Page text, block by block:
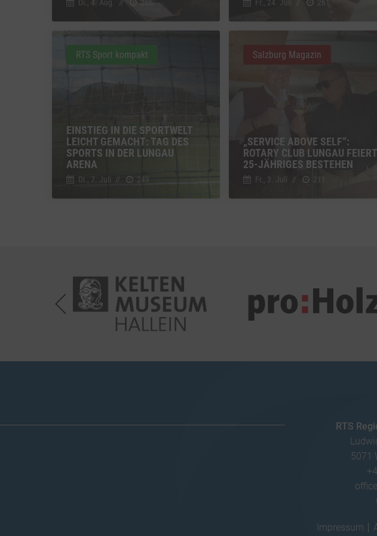
Di., 4. Aug. // 266 Fr., 24. Juli 261
EINSTIEG IN DIE SPORTWELT
LEICHT GEMACHT: TAG DES
SPORTS IN DER LUNGAU
ARENA
Di., 7. Juli // 249
RTS Sport kompakt
„SERVICE ABOVE SELF“:
ROTARY CLUB LUNGAU FEIERT
25-JÄHRIGES BESTEHEN
Fr., 3. Juli // 211
Salzburg Magazin
RTS
5071
Impressum
Einbindung zusätzlicher Informationen
Vimeo
Vimeo Inc., USA
YouTube